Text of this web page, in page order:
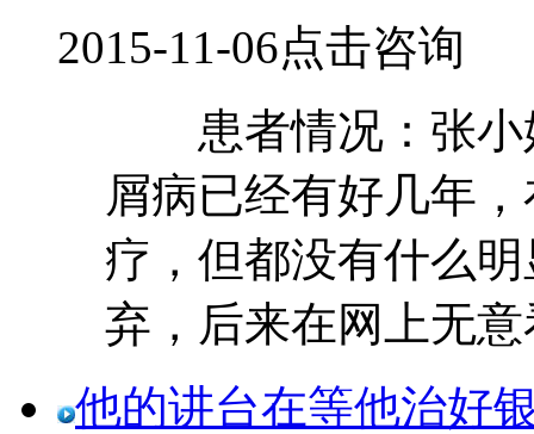
2015-11-06点击咨询
患者情况：张小
屑病已经有好几年
疗，但都没有什么
弃，后来在网上无
他的讲台在等他治好